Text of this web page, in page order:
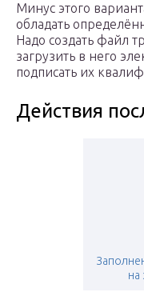
Минус этого
обладать
Надо создать файл
загрузить в него
подписать их
Действия
на